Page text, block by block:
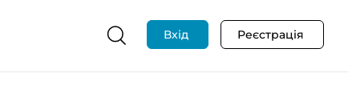
Вхід Реєстрація